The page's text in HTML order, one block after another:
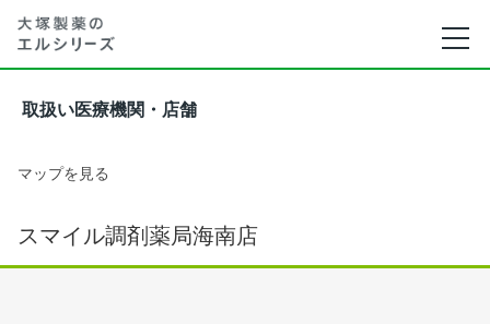
取扱い医療機関・店舗
マップを見る
スマイル調剤薬局海南店